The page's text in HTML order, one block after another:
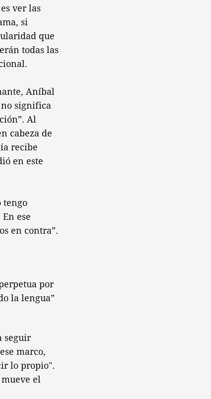
ver las
si
que
todas las
Aníbal
no significa
Al
cabeza de
recibe
en este
tengo
ese
en contra”.
por
la lengua”
seguir
marco,
lo propio".
el